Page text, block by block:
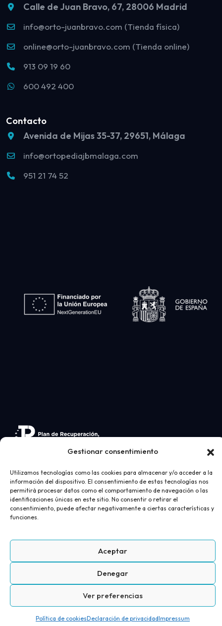
Gestionar consentimiento
Utilizamos tecnologías como las cookies para almacenar y/o acceder a la
información del dispositivo. El consentimiento de estas tecnologías nos
permitirá procesar datos como el comportamiento de navegación o las
identificaciones únicas en este sitio. No consentir o retirar el
consentimiento, puede afectar negativamente a ciertas características y
funciones.
Aceptar
Denegar
Ver preferencias
Política de cookiesDeclaración de privacidadImpressum
Calle de Juan Bravo, 67, 28006 Madrid
info@orto-juanbravo.com (Tienda física)
online@orto-juanbravo.com (Tienda online)
913 09 19 60
600 492 400
Contacto
Avenida de Mijas 35-37, 29651, Málaga
info@ortopediajbmalaga.com
951 21 74 52
Juan Bravo 2026
Aviso LegalPolítica de privacidadPolítica de cookies
Términos y condiciones de compra